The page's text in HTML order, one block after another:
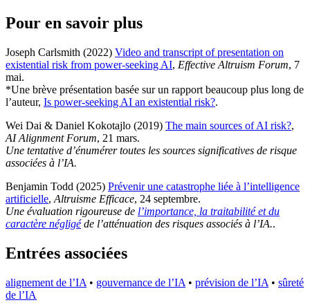
Pour en savoir plus
Joseph Carlsmith (2022) Video and transcript of presentation on
existential risk from power-seeking AI, Effective Altruism Forum, 7
mai.
*Une brève présentation basée sur un rapport beaucoup plus long de
l’auteur, Is power-seeking AI an existential risk?.
Wei Dai & Daniel Kokotajlo (2019) The main sources of AI risk?,
AI Alignment Forum, 21 mars.
Une tentative d’énumérer toutes les sources significatives de risque
associées à l’IA.
Benjamin Todd (2025) Prévenir une catastrophe liée à l’intelligence
artificielle, Altruisme Efficace, 24 septembre.
Une évaluation rigoureuse de l’importance, la traitabilité et du
caractère négligéde l’atténuation des risques associés à l’IA..
Entrées associées
alignement de l’IA • gouvernance de l’IA • prévision de l’IA • sûreté
de l’IA